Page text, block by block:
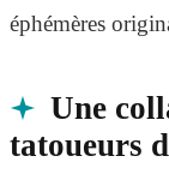
éphémères
Une
tatoueurs